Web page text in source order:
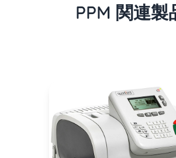
PPM 関連製